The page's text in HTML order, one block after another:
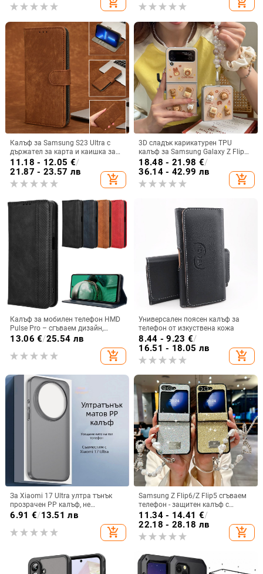
add_shopping_cart
мобилен телефон Samsung
add_shopping_cart
Калъф за Samsung S23 Ultra с
държател за карта и каишка за
през врата
11.18 - 12.05 €/
21.87 - 23.57 лв
add_shopping_cart
3D сладък карикатурен TPU
калъф за Samsung Galaxy Z Flip
6/3/4, защита срещу изпускане,
корейски стил
18.48 - 21.98 €/
36.14 - 42.99 лв
add_shopping_cart
Калъф за мобилен телефон HMD
Pulse Pro – сгъваем дизайн,
магнитно задържане, джоб за
карти, TPU кожа, удароустойчив
13.06 €/25.54 лв
add_shopping_cart
Универсален поясен калъф за
телефон от изкуствена кожа
8.44 - 9.23 €/
16.51 - 18.05 лв
add_shopping_cart
За Xiaomi 17 Ultra ултра тънък
прозрачен PP калъф, не
пожълтява, матиран финиш и
6.91 €/13.51 лв
add_shopping_cart
Samsung Z Flip6/Z Flip5 сгъваем
телефон - защитен калъф с
блестяща гривна
11.34 - 14.41 €/
22.18 - 28.18 лв
add_shopping_cart